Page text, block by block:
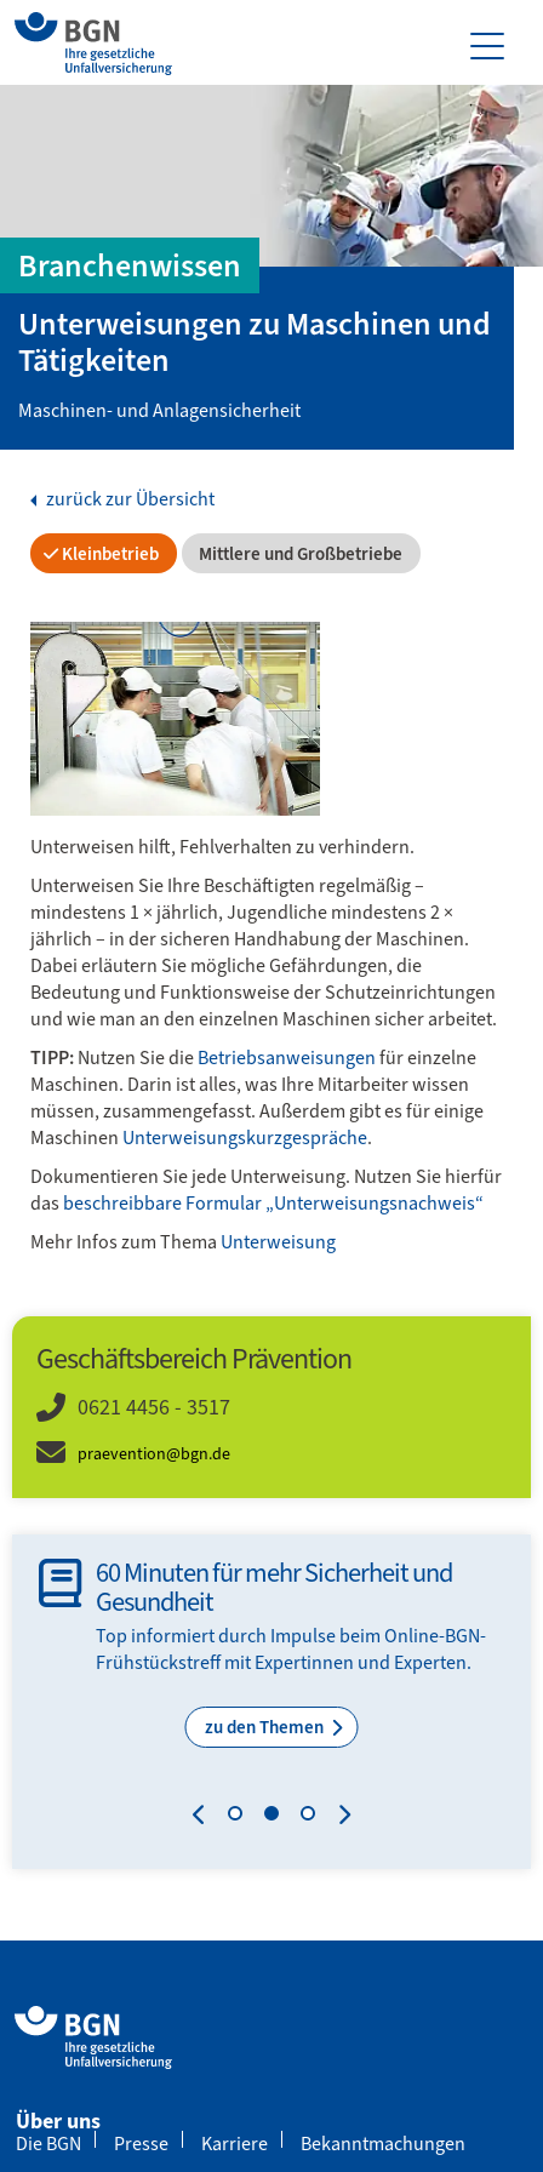
Branchenwissen
Unterweisungen zu Maschinen und
Tätigkeiten
Maschinen- und Anlagensicherheit
zurück zur Übersicht
Kleinbetrieb Mittlere und Großbetriebe
Unterweisen hilft, Fehlverhalten zu verhindern.
Unterweisen Sie Ihre Beschäftigten regelmäßig –
mindestens 1 × jährlich, Jugendliche mindestens 2 ×
jährlich – in der sicheren Handhabung der Maschinen.
Dabei erläutern Sie mögliche Gefährdungen, die
Bedeutung und Funktionsweise der Schutzeinrichtungen
und wie man an den einzelnen Maschinen sicher arbeitet.
TIPP:Nutzen Sie dieBetriebsanweisungenfür einzelne
Maschinen. Darin ist alles, was Ihre Mitarbeiter wissen
müssen, zusammengefasst. Außerdem gibt es für einige
Maschinen Unterweisungskurzgespräche.
Dokumentieren Sie jede Unterweisung. Nutzen Sie hierfür
das beschreibbare Formular „Unterweisungsnachweis“
Mehr Infos zum Thema Unterweisung
Geschäftsbereich Prävention
0621 4456 - 3517
praevention@bgn.de
60 Minuten für mehr Sicherheit und
Gesundheit
Top informiert durch Impulse beim Online-BGN-
Frühstückstreff mit Expertinnen und Experten.
zu den Themen
Über uns
Die BGN Presse Karriere Bekanntmachungen